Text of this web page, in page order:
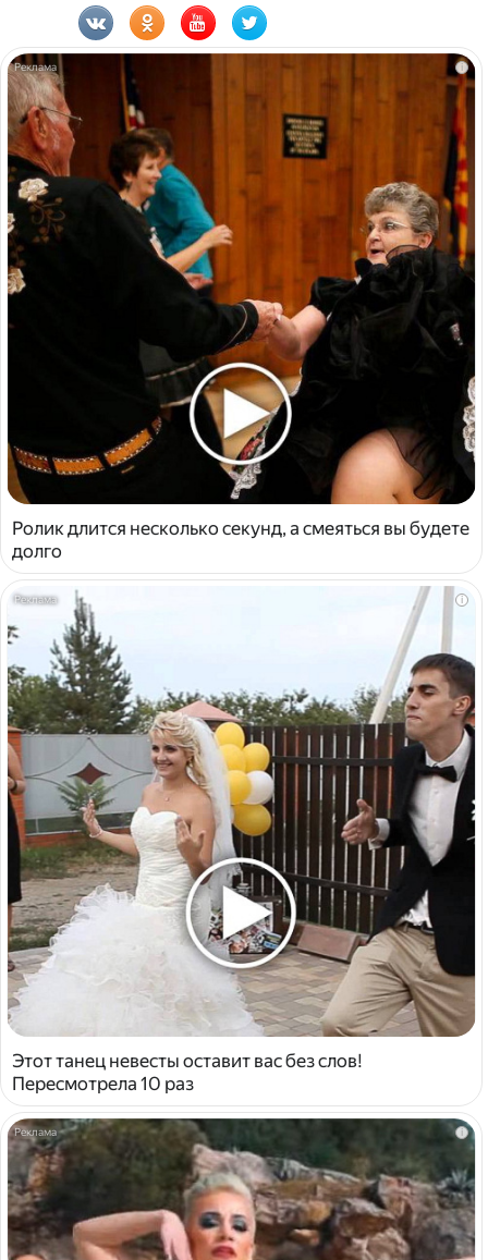
i
Ролик длится несколько секунд, а смеяться вы будете
долго
i
Этот танец невесты оставит вас без слов!
Пересмотрела 10 раз
i